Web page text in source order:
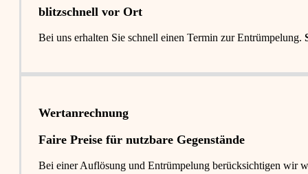
blitzschnell vor Ort
Bei uns erhalten Sie schnell einen Termin zur Entrümpelung.
Wertanrechnung
Faire Preise für nutzbare Gegenstände
Bei einer Auflösung und Entrümpelung berücksichtigen wir